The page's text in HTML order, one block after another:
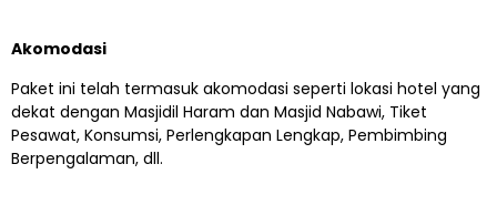
Akomodasi
Paket ini telah termasuk akomodasi seperti lokasi hotel yang
dekat dengan Masjidil Haram dan Masjid Nabawi, Tiket
Pesawat, Konsumsi, Perlengkapan Lengkap, Pembimbing
Berpengalaman, dll.